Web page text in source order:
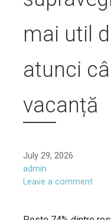
mai util
atunci
vacanță
July 29, 2026
admin
Leave a comment